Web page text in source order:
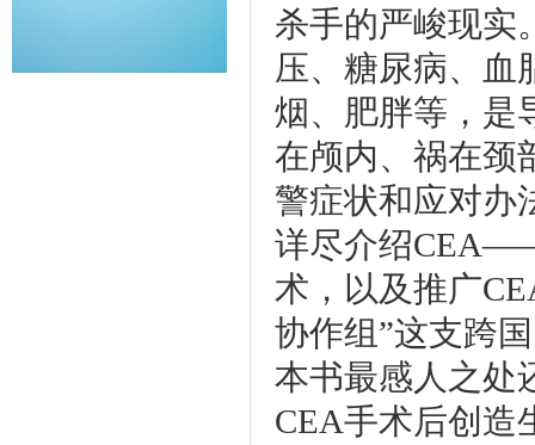
杀手的严峻现实
压、糖尿病、血
烟、肥胖等，是
在颅内、祸在颈
警症状和应对办
详尽介绍
术，以及推广
协作组”这支跨
本书最感人之处
CEA手术后创造